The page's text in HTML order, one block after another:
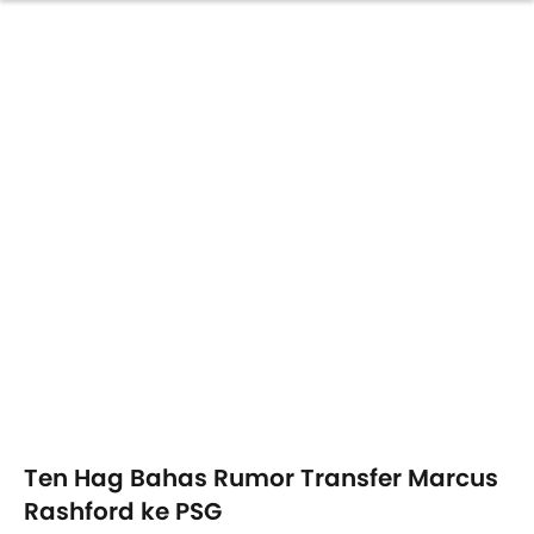
Ten Hag Bahas Rumor Transfer Marcus
Rashford ke PSG